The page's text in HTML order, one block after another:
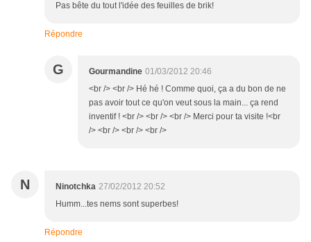
Pas bête du tout l'idée des feuilles de brik!
Répondre
G Gourmandine 01/03/2012 20:46
<br /> <br /> Hé hé ! Comme quoi, ça a du bon de ne
pas avoir tout ce qu'on veut sous la main... ça rend
inventif ! <br /> <br /> <br /> Merci pour ta visite !<br
/> <br /> <br /> <br />
N Ninotchka 27/02/2012 20:52
Humm...tes nems sont superbes!
Répondre